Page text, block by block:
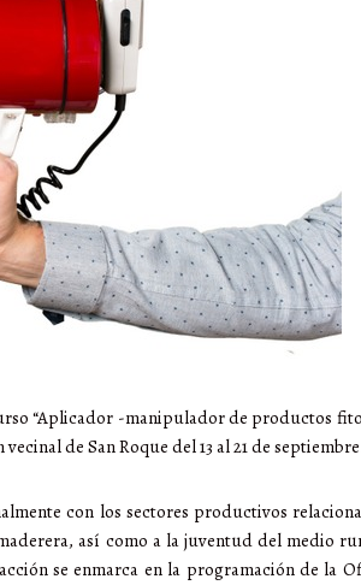
“Aplicador -manipulador de productos
de San Roque del 13 al 21 de
con los sectores productivos
así como a la juventud del medio
se enmarca en la programación de la